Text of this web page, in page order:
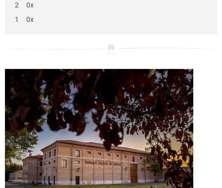
2
0x
1
0x
i
o
d
n
o
c
e
n
í